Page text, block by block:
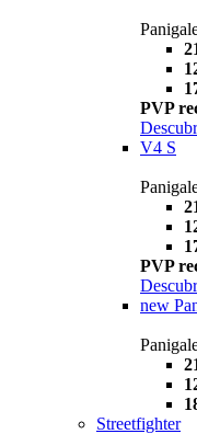
PVP
V4 S
PVP
new
Streetfighter